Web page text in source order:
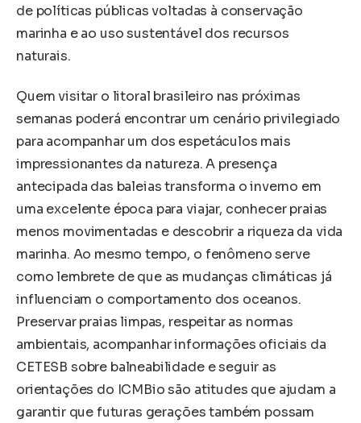
de políticas públicas voltadas à conservação
marinha e ao uso sustentável dos recursos
naturais.
Quem visitar o litoral brasileiro nas próximas
semanas poderá encontrar um cenário privilegiado
para acompanhar um dos espetáculos mais
impressionantes da natureza. A presença
antecipada das baleias transforma o inverno em
uma excelente época para viajar, conhecer praias
menos movimentadas e descobrir a riqueza da vida
marinha. Ao mesmo tempo, o fenômeno serve
como lembrete de que as mudanças climáticas já
influenciam o comportamento dos oceanos.
Preservar praias limpas, respeitar as normas
ambientais, acompanhar informações oficiais da
CETESB sobre balneabilidade e seguir as
orientações do ICMBio são atitudes que ajudam a
garantir que futuras gerações também possam